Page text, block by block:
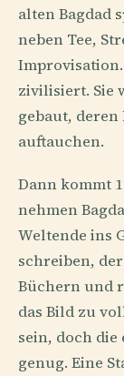
alten Bagdad
neben Tee,
zivilisiert. Sie
gebaut,
auftauchen.
Dann kommt
nehmen
Weltende ins
schreiben,
Büchern und
das Bild zu
sein, doch
genug. Eine